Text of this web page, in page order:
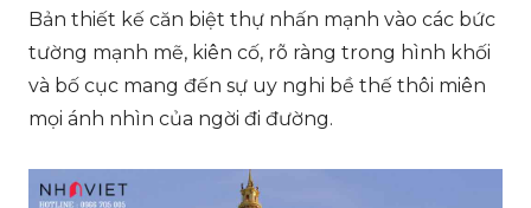
Bản thiết kế căn biệt thự nhấn mạnh vào các bức
tường mạnh mẽ, kiên cố, rõ ràng trong hình khối
và bố cục mang đến sự uy nghi bề thế thôi miên
mọi ánh nhìn của ngời đi đường.